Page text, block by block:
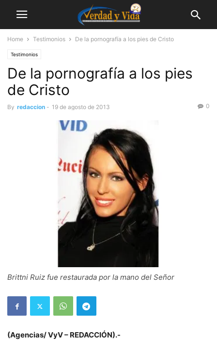
Home Testimonios De la pornografía a los pies de Cristo
Testimonios
De la pornografía a los pies
de Cristo
By redaccion - 19 de agosto de 2013 0
Brittni Ruiz fue restaurada por la mano del Señor
(Agencias/ VyV – REDACCIÓN).-